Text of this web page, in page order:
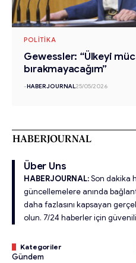
POLITIKA
Gewessler: “Ülkeyi
bırakmayacağım”
-HABERJOURNAL25/05/2026
Über Uns
HABERJOURNAL:Son dakika
güncellemelere anında
daha fazlasını kapsayan
olun. 7/24 haberler için
Kategoriler
Gündem